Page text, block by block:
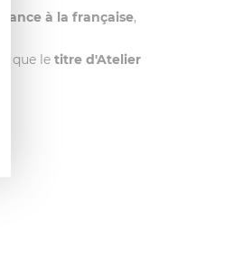
à la française,
que le titre d'Atelier